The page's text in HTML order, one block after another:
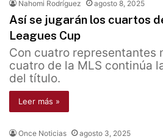
Nahomi Rodríguez agosto 8, 2025
Así se jugarán los cuartos
Leagues Cup
Con cuatro representantes
cuatro de la MLS continúa
del título.
Leer más »
Once Noticias agosto 3, 2025